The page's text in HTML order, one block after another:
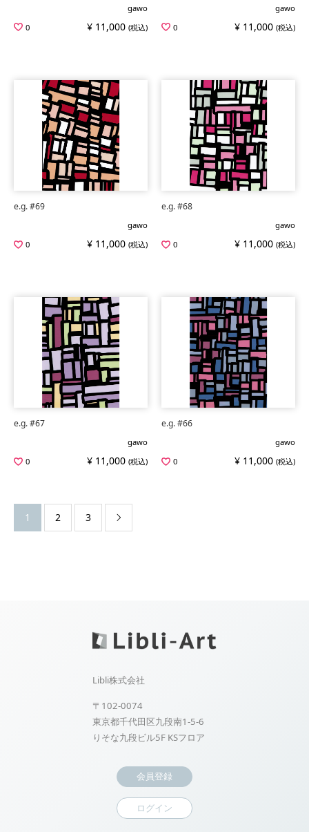
gawo
0
¥ 11,000 (税込)
gawo
0
¥ 11,000 (税込)
e.g. #69
gawo
0
¥ 11,000 (税込)
e.g. #68
gawo
0
¥ 11,000 (税込)
e.g. #67
gawo
0
¥ 11,000 (税込)
e.g. #66
gawo
0
¥ 11,000 (税込)
1 2 3 
Libli株式会社
〒102-0074
東京都千代田区九段南1-5-6
りそな九段ビル5F KSフロア
会員登録
ログイン